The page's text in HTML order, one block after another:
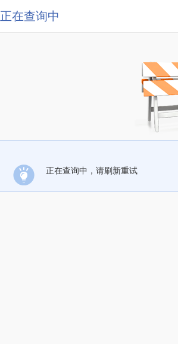
正在查询中
正在查询中，请刷新重试